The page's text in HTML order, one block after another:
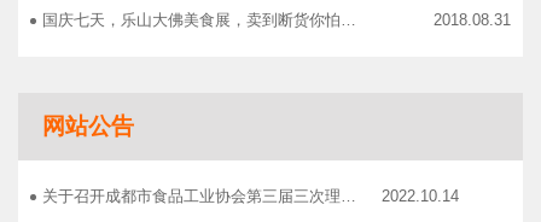
国庆七天，乐山大佛美食展，卖到断货你怕了吗？ 2018.08.31
志宏印务灾后复产暨十五周年感恩答谢会
网站公告
关于召开成都市食品工业协会第三届三次理事会的通知
2022.10.14